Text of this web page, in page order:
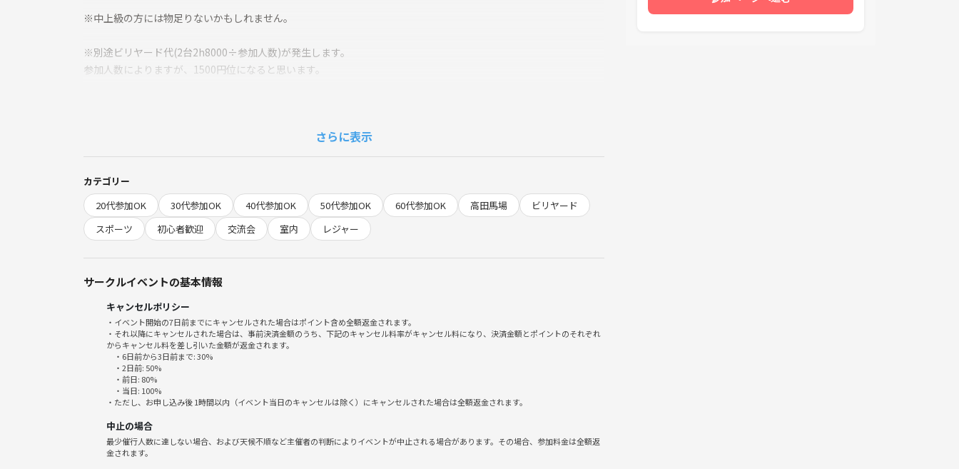
※中上級の方には物足りないかもしれません。
※別途ビリヤード代(2台2h8000÷参加人数)が発生します。
参加人数によりますが、1500円位になると思います。
他イベントの宣伝
さらに表示
カテゴリー
20代参加OK
30代参加OK 40代参加OK 50代参加OK 60代参加OK 高田馬場
ビリヤード
スポーツ
初心者歓迎 交流会 室内 レジャー
サークルイベントの基本情報
キャンセルポリシー
・イベント開始の7日前までにキャンセルされた場合はポイント含め全額返金されます。
・それ以降にキャンセルされた場合は、事前決済金額のうち、下記のキャンセル料率がキャンセル料になり、決済金額とポイントのそれぞれ
からキャンセル料を差し引いた金額が返金されます。
・6日前から3日前まで: 30%
・2日前: 50%
・前日: 80%
・当日: 100%
・ただし、お申し込み後 1時間以内（イベント当日のキャンセルは除く）にキャンセルされた場合は全額返金されます。
中止の場合
最少催行人数に達しない場合、および天候不順など主催者の判断によりイベントが中止される場合があります。その場合、参加料金は全額返
金されます。